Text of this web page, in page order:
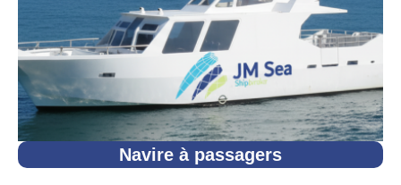
Navire à passagers